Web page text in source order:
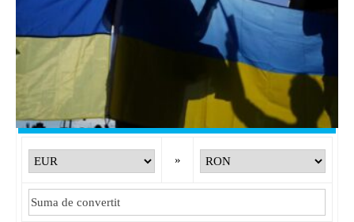
Curs valutar: 07 Aug 2026
EUR: 5,2554 RON
+0,0041 ▲
USD: 4,5584 RON
+0,0077 ▲
CHF
: 5,6244 RON
+0,0023 ▲
GBP
+0,0041 ▲
Convertor valutar
»